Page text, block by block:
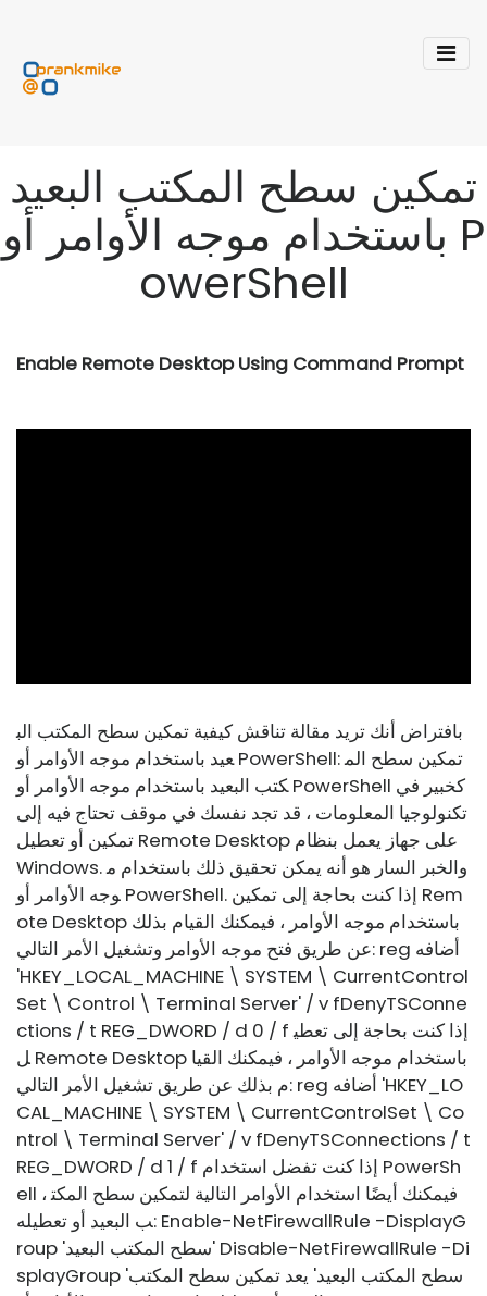
تمكين سطح المكتب البعيد
باستخدام موجه الأوامر أو P
owerShell
Enable Remote Desktop Using Command Prompt
بافتراض أنك تريد مقالة تناقش كيفية تمكين سطح المكتب الب
عيد باستخدام موجه الأوامر أو PowerShell: تمكين سطح الم
كتب البعيد باستخدام موجه الأوامر أو PowerShell كخبير في
تكنولوجيا المعلومات ، قد تجد نفسك في موقف تحتاج فيه إلى
تمكين أو تعطيل Remote Desktop على جهاز يعمل بنظام
Windows. والخبر السار هو أنه يمكن تحقيق ذلك باستخدام م
وجه الأوامر أو PowerShell. إذا كنت بحاجة إلى تمكين Rem
ote Desktop باستخدام موجه الأوامر ، فيمكنك القيام بذلك
عن طريق فتح موجه الأوامر وتشغيل الأمر التالي: reg أضافه
'HKEY_LOCAL_MACHINE \ SYSTEM \ CurrentControl
Set \ Control \ Terminal Server' / v fDenyTSConne
ctions / t REG_DWORD / d 0 / f إذا كنت بحاجة إلى تعطي
ل Remote Desktop باستخدام موجه الأوامر ، فيمكنك القيا
م بذلك عن طريق تشغيل الأمر التالي: reg أضافه 'HKEY_LO
CAL_MACHINE \ SYSTEM \ CurrentControlSet \ Co
ntrol \ Terminal Server' / v fDenyTSConnections / t
REG_DWORD / d 1 / f إذا كنت تفضل استخدام PowerSh
ell ، فيمكنك أيضًا استخدام الأوامر التالية لتمكين سطح المكت
ب البعيد أو تعطيله: Enable-NetFirewallRule -DisplayG
roup 'سطح المكتب البعيد' Disable-NetFirewallRule -Di
splayGroup 'سطح المكتب البعيد' يعد تمكين سطح المكتب